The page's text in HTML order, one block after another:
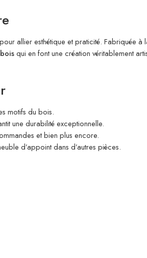
allier esthétique et praticité. Fabriquée à
qui en font une création véritablement
motifs du bois.
une durabilité exceptionnelle.
et bien plus encore.
d’appoint dans d’autres pièces.